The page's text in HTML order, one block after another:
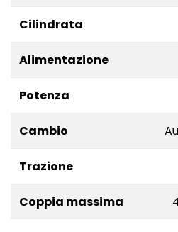
Cilindrata
Alimentazione
Potenza
Cambio
Trazione
Coppia massima